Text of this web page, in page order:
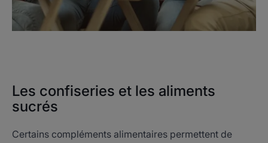
Les confiseries et les aliments
sucrés
Certains compléments alimentaires permettent de